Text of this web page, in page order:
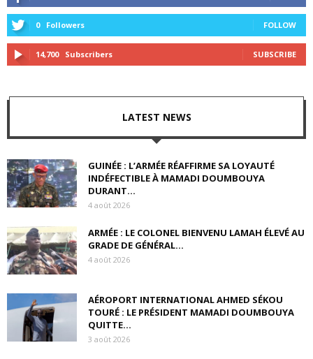
0 Followers FOLLOW
14,700 Subscribers SUBSCRIBE
LATEST NEWS
GUINÉE : L’ARMÉE RÉAFFIRME SA LOYAUTÉ
INDÉFECTIBLE À MAMADI DOUMBOUYA
DURANT...
4 août 2026
ARMÉE : LE COLONEL BIENVENU LAMAH ÉLEVÉ AU
GRADE DE GÉNÉRAL...
4 août 2026
AÉROPORT INTERNATIONAL AHMED SÉKOU
TOURÉ : LE PRÉSIDENT MAMADI DOUMBOUYA
QUITTE...
3 août 2026